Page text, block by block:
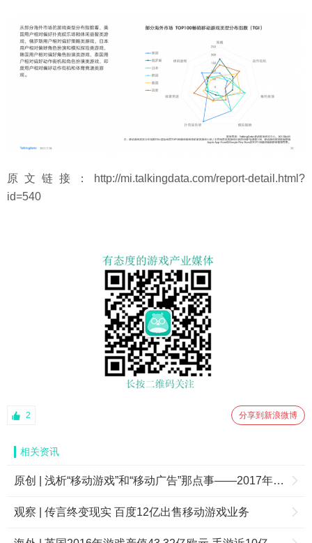
原文链接：http://mi.talkingdata.com/report-detail.html?
id=540
2 分享到新浪微博
相关资讯
原创 | 浅析“移动游戏”和“移动广告”那点事——2017年ChinaJoy有感
观察 | 传言终变现实 百度12亿出售移动游戏业务